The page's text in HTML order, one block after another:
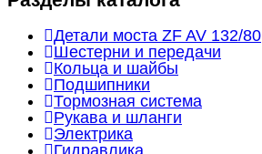
Детали моста ZF AV 132/80
Шестерни и передачи
Кольца и шайбы
Подшипники
Тормозная система
Рукава и шланги
Электрика
Гидравлика